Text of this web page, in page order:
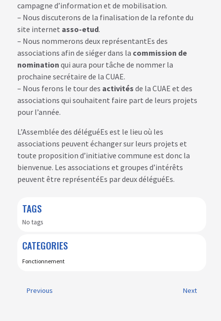
campagne d’information et de mobilisation.
– Nous discuterons de la finalisation de la refonte du
site internet asso-etud.
– Nous nommerons deux représentantEs des
associations afin de siéger dans la commission de
nomination qui aura pour tâche de nommer la
prochaine secrétaire de la CUAE.
– Nous ferons le tour des activités de la CUAE et des
associations qui souhaitent faire part de leurs projets
pour l’année.
L’Assemblée des déléguéEs est le lieu où les
associations peuvent échanger sur leurs projets et
toute proposition d’initiative commune est donc la
bienvenue. Les associations et groupes d’intérêts
peuvent être représentéEs par deux déléguéEs.
TAGS
No tags
CATEGORIES
Fonctionnement
Previous Next